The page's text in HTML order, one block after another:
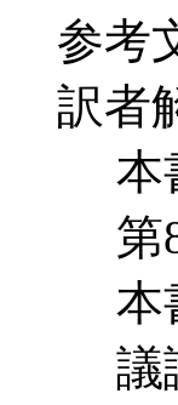
参考
訳者
本書
第8
本書
議論